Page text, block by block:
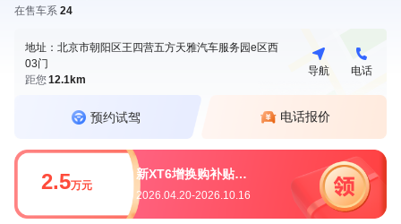
在售车系 24
地址：北京市朝阳区王四营五方天雅汽车服务园e区西
03门
距您12.1km
导航 电话
预约试驾 电话报价
2.5万元
新XT6增换购补贴25,000元
2026.04.20-2026.10.16